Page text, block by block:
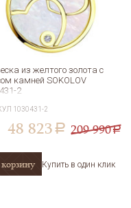
из желтого золота с
камней SOKOLOV
2
1030431-2
48 823 a 209 990a
Купить в один клик